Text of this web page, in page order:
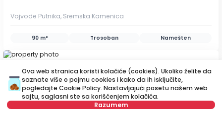
Vojvode Putnika, Sremska Kamenica
90 m² Trosoban Namešten
ID 58239
saveSačuvajte pretragu
Ova web stranica koristi kolačiće (cookies). Ukoliko želite da
saznate više o pojmu cookies i kako da ih isključite,
pogledajte Cookie Policy. Nastavljajući posetu našem web
sajtu, saglasni ste sa korišćenjem kolačića.
Razumem